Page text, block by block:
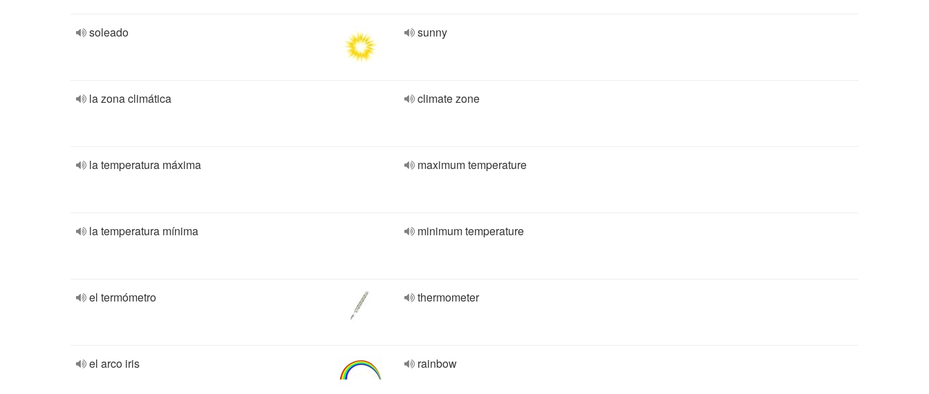
soleado sunny
la zona climática climate zone
la temperatura máxima maximum temperature
la temperatura mínima minimum temperature
el termómetro thermometer
el arco iris rainbow